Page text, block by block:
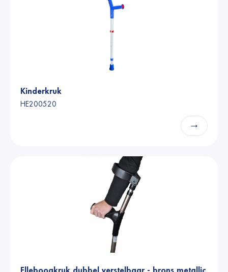
Kinderkruk
HE200520
→